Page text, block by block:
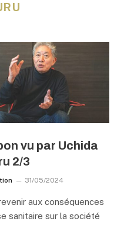
vu par Uchida
2/3
31/05/2024
aux conséquences
sanitaire sur la société